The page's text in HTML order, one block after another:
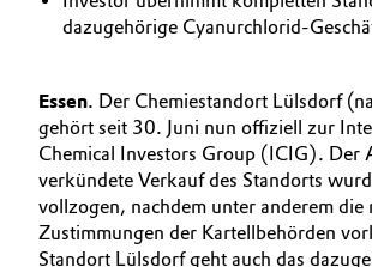
Automotive & Transportation
Battery
Building, Construction &
Catalysts
BVB Partnerschaft
Struktur & Organisation
Vorstand
Aufsichtsrat
dazugehörige Cyanurchlorid-
Essen. Der Chemiestandort Lülsdorf
gehört seit 30. Juni nun offiziell zur
Chemical Investors Group (ICIG). Der
verkündete Verkauf des Standorts
vollzogen, nachdem unter anderem die
Zustimmungen der Kartellbehörden
Standort Lülsdorf geht auch das